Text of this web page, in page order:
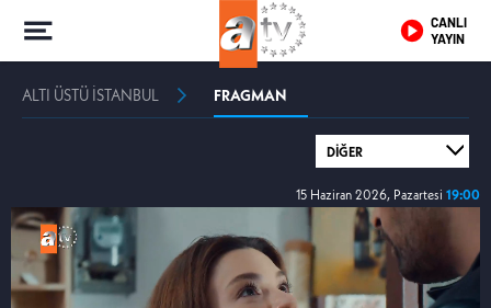
CANLI
YAYIN
ALTI ÜSTÜ İSTANBUL FRAGMAN
15 Haziran 2026, Pazartesi 19:00